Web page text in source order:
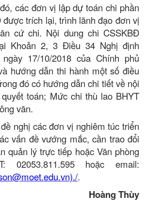
đơn vị lập dự toán chi phần
trích lại, trình lãnh đạo đơn vị
cứ chi. Nội dung chi CSSKBĐ
Khoản 2, 3 Điều 34 Nghị định
ngày 17/10/2018 của Chính phủ
hướng dẫn thi hành một số điều
đó có hướng dẫn chi tiết về nội
toán; Mức chi thù lao BHYT
văn.
các đơn vị nghiêm túc triển
vấn đề vướng mắc, cần trao đổi
quản lý trực tiếp hoặc Văn phòng
02053.811.595 hoặc email:
.
Hoàng Thùy